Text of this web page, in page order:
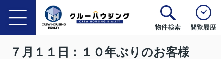
物件検索 閲覧履歴
７月１１日：１０年ぶりのお客様